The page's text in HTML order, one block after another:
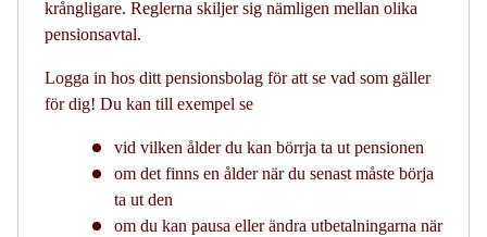
krångligare. Reglerna skiljer sig nämligen mellan olika
pensionsavtal.
Logga in hos ditt pensionsbolag för att se vad som gäller
för dig! Du kan till exempel se
vid vilken ålder du kan börrja ta ut pensionen
om det finns en ålder när du senast måste börja
ta ut den
om du kan pausa eller ändra utbetalningarna när